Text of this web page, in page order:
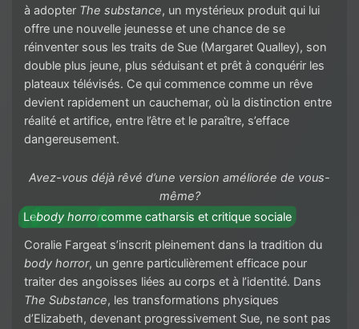
à adopter The substance, un mystérieux produit qui lui
offre une nouvelle jeunesse et une chance de se
réinventer sous les traits de Sue (Margaret Qualley), son
double plus jeune, plus séduisant et prêt à conquérir les
plateaux télévisés. Ce qui commence comme un rêve
devient rapidement un cauchemar, où la distinction entre
réalité et artifice, entre l’être et le paraître, s’efface
dangereusement.
Avez-vous déjà rêvé d’une version améliorée de vous-
même?
Lebody horrorcomme catharsis et critique sociale
Coralie Fargeat s’inscrit pleinement dans la tradition du
body horror, un genre particulièrement efficace pour
traiter des angoisses liées au corps et à l’identité. Dans
The Substance, les transformations physiques
d’Elizabeth, devenant progressivement Sue, ne sont pas